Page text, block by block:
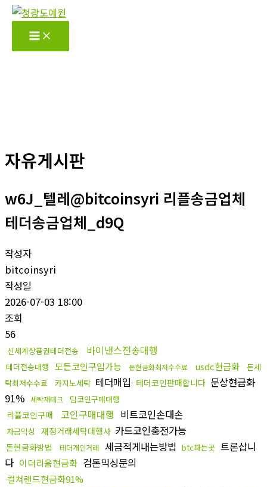
콘
자유게시판
w6J_텔레@bitcoinsyri 리플송금업체
테더송금업체_d9Q
작성자
bitcoinsyri
작성일
2026-07-03 18:00
조회
56
신세계상품권테더전송 바이낸스전송대행
테더전송대행 모든코인구입가능 돈현금화최저수수료 usdc현금화
돈세
탁최저수수료
카지노세탁 테더매입 테더코인판매합니다 문상현금화
91% 세탁재테크 밈코인구매대행
리플코인구매 코인구매대행 비트코인손대손
자금믹싱 재정거래세탁대행사 카드코인충전가능
돈현금화방법 테더개인거래 세금적게내는방법 btc파는곳 트론삽니
다 이더리움현금화 검돈믹싱문의
컬쳐랜드현금화91%